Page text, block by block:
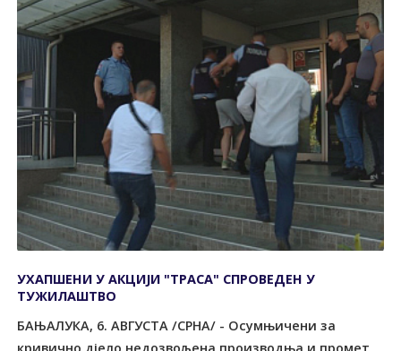
УХАПШЕНИ У АКЦИЈИ "ТРАСА" СПРОВЕДЕН У
ТУЖИЛАШТВО
БАЊАЛУКА, 6. АВГУСТА /СРНА/ - Осумњичени за